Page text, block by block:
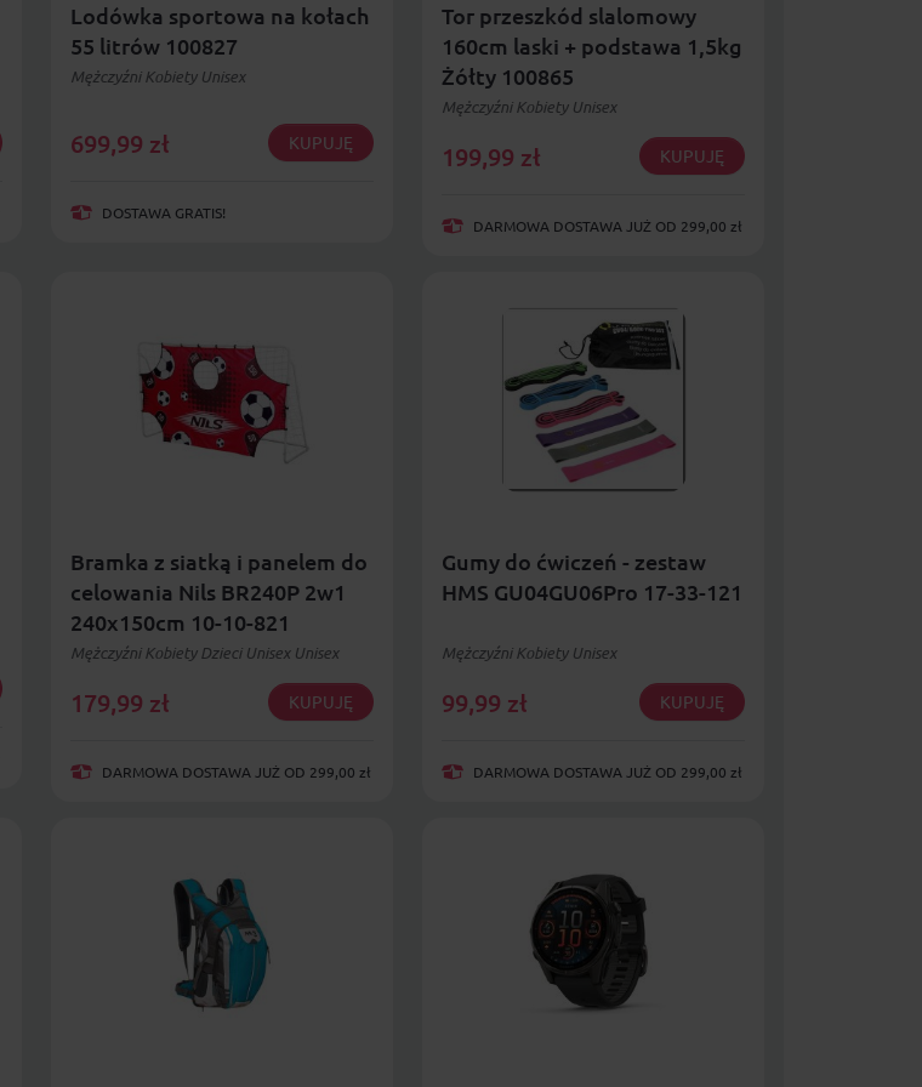
Lodówka sportowa na kołach
55 litrów 100827
Mężczyźni Kobiety Unisex
699,99 zł KUPUJĘ
DOSTAWA GRATIS!
Tor przeszkód slalomowy
160cm laski + podstawa 1,5kg
Żółty 100865
Mężczyźni Kobiety Unisex
199,99 zł KUPUJĘ
DARMOWA DOSTAWA JUŻ OD 299,00 zł
Bramka z siatką i panelem do
celowania Nils BR240P 2w1
240x150cm 10-10-821
Mężczyźni Kobiety Dzieci Unisex Unisex
179,99 zł KUPUJĘ
DARMOWA DOSTAWA JUŻ OD 299,00 zł
Gumy do ćwiczeń - zestaw
HMS GU04GU06Pro 17-33-121
Mężczyźni Kobiety Unisex
99,99 zł KUPUJĘ
DARMOWA DOSTAWA JUŻ OD 299,00 zł